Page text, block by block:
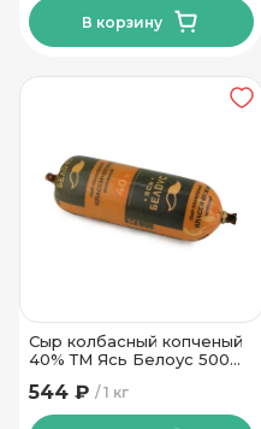
В корзину
Сыр колбасный копченый
40% ТМ Ясь Белоус 500
1 кг
544 ₽